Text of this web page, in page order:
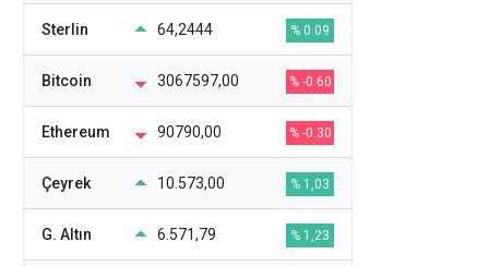
Sterlin 64,2444 % 0.09
Bitcoin 3067597,00 % -0.60
Ethereum 90790,00 % -0.30
Çeyrek 10.573,00 % 1,03
G. Altın 6.571,79 % 1,23